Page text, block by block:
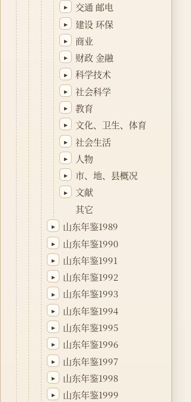
▸ 交通 邮电
▸ 建设 环保
▸ 商业
▸ 财政 金融
▸ 科学技术
▸ 社会科学
▸ 教育
▸ 文化、卫生、体育
▸ 社会生活
▸ 人物
▸ 市、地、县概况
▸
文献
其它
▸ 山东年鉴1989
▸ 山东年鉴1990
▸ 山东年鉴1991
▸ 山东年鉴1992
▸ 山东年鉴1993
▸ 山东年鉴1994
▸ 山东年鉴1995
▸ 山东年鉴1996
▸ 山东年鉴1997
▸ 山东年鉴1998
▸ 山东年鉴1999